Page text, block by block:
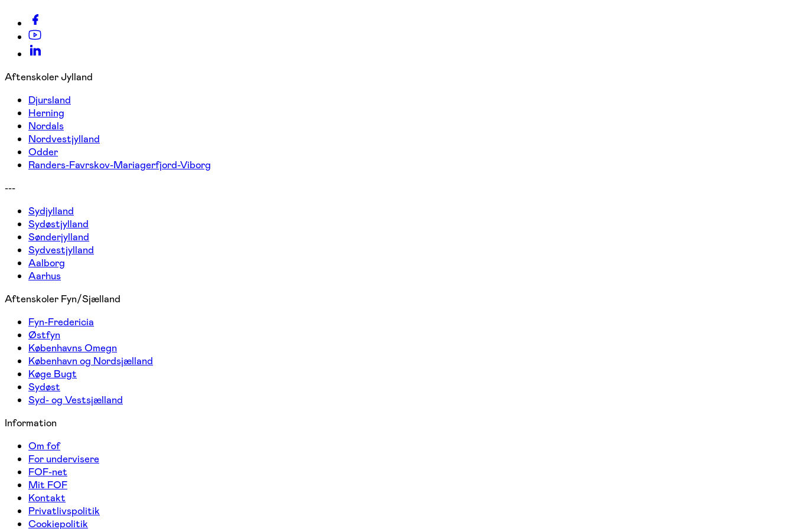
Aftenskoler Jylland
Djursland
Herning
Nordals
Nordvestjylland
Odder
Randers-Favrskov-Mariagerfjord-Viborg
---
Sydjylland
Sydøstjylland
Sønderjylland
Sydvestjylland
Aalborg
Aarhus
Aftenskoler Fyn/Sjælland
Fyn-Fredericia
Østfyn
Københavns Omegn
København og Nordsjælland
Køge Bugt
Sydøst
Syd- og Vestsjælland
Information
Om fof
For undervisere
FOF-net
Mit FOF
Kontakt
Privatlivspolitik
Cookiepolitik